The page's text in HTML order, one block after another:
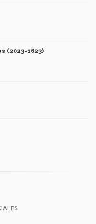
(2023-1623)